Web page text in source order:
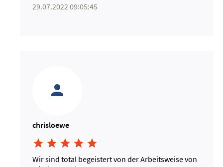
29.07.2022 09:05:45
chrisloewe
    
Wir sind total begeistert von der Arbeitsweise von